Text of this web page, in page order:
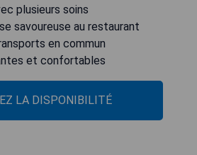
plusieurs soins
savoureuse au restaurant
en commun
et confortables
LA DISPONIBILITÉ